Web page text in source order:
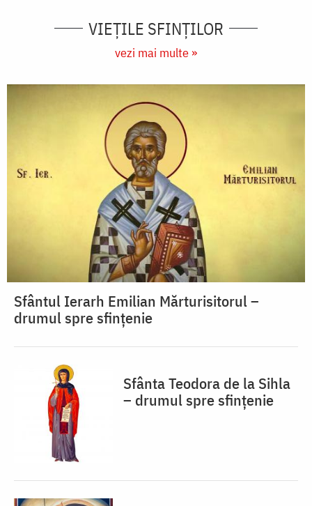
VIEŢILE SFINŢILOR
vezi mai multe »
Sfântul Ierarh Emilian Mărturisitorul –
drumul spre sfințenie
Sfânta Teodora de la Sihla
– drumul spre sfințenie